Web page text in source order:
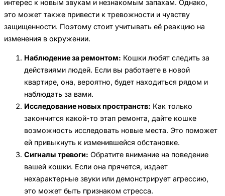
интерес к новым звукам и незнакомым запахам. Однако,
это может также привести к тревожности и чувству
защищенности. Поэтому стоит учитывать её реакцию на
изменения в окружении.
Наблюдение за ремонтом: Кошки любят следить за
действиями людей. Если вы работаете в новой
квартире, она, вероятно, будет находиться рядом и
наблюдать за вами.
Исследование новых пространств: Как только
закончится какой-то этап ремонта, дайте кошке
возможность исследовать новые места. Это поможет
ей привыкнуть к изменившейся обстановке.
Сигналы тревоги: Обратите внимание на поведение
вашей кошки. Если она прячется, издает
нехарактерные звуки или демонстрирует агрессию,
это может быть признаком стресса.